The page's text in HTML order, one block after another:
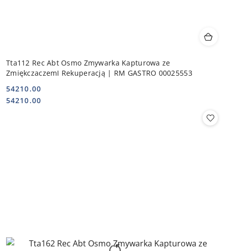
Tta112 Rec Abt Osmo Zmywarka Kapturowa ze
ZmiękczaczemI Rekuperacją | RM GASTRO 00025553
Cena:
54210.00
Cena:
54210.00